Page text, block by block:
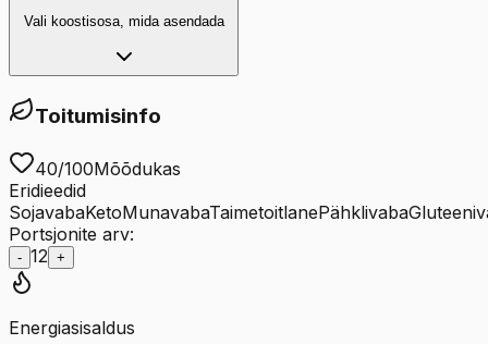
Vali koostisosa, mida asendada
Toitumisinfo
40/100Mõõdukas
Eridieedid
SojavabaKetoMunavabaTaimetoitlanePähklivaba
Portsjonite arv:
- 12 +
Energiasisaldus